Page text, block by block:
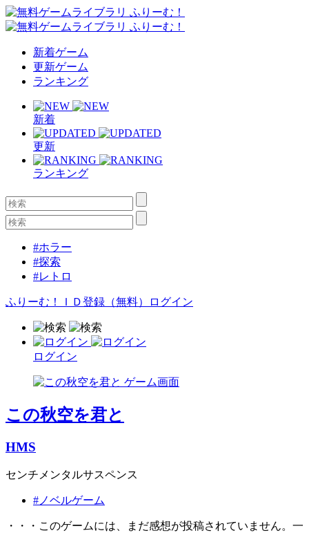
新着ゲーム
更新ゲーム
ランキング
新着
更新
ランキング
#ホラー
#探索
#レトロ
ふりーむ！ＩＤ登録（無料） ログイン
ログイン
この秋空を君と
HMS
センチメンタルサスペンス
#ノベルゲーム
・・・このゲームには、まだ感想が投稿されていません。一